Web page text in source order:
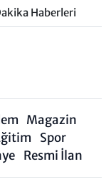
Haberleri
Magazin
Spor
Resmi İlan